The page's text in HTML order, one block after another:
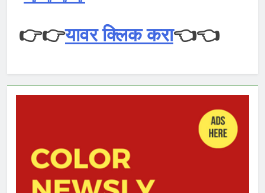
👉👉यावर क्लिक करा👈👈